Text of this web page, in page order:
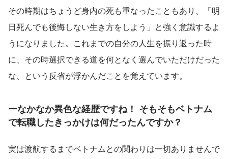
その時期はちょうど身内の死も重なったこともあり、「明
日死んでも後悔しない生き方をしよう」と強く意識するよ
うになりました。これまでの自分の人生を振り返った時
に、その時選択できる道を何となく選んでいただけだった
な、という反省が浮かんだことを覚えています。
ーなかなか異色な経歴ですね！ そもそもベトナム
で転職したきっかけは何だったんですか？
実は渡航するまでベトナムとの関わりは一切ありませんで